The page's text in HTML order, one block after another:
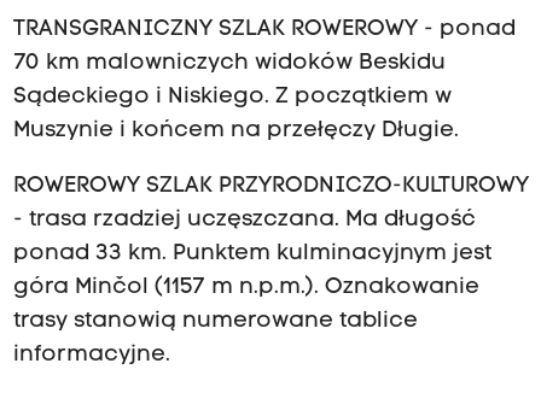
TRANSGRANICZNY SZLAK ROWEROWY - ponad
70 km malowniczych widoków Beskidu
Sądeckiego i Niskiego. Z początkiem w
Muszynie i końcem na przełęczy Długie.
ROWEROWY SZLAK PRZYRODNICZO-KULTUROWY
- trasa rzadziej uczęszczana. Ma długość
ponad 33 km. Punktem kulminacyjnym jest
góra Minčol (1157 m n.p.m.). Oznakowanie
trasy stanowią numerowane tablice
informacyjne.